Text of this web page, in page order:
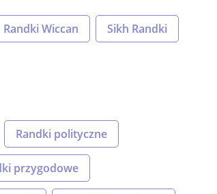
Randki Wiccan Sikh Randki
Randki polityczne
przygodowe